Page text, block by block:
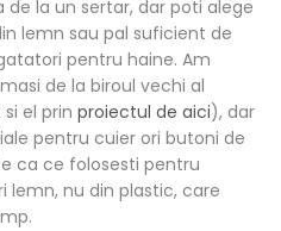
la un sertar, dar poti alege
lemn sau pal suficient de
pentru haine. Am
de la biroul vechi al
el prin proiectul de aici), dar
pentru cuier ori butoni de
ca ce folosesti pentru
lemn, nu din plastic, care